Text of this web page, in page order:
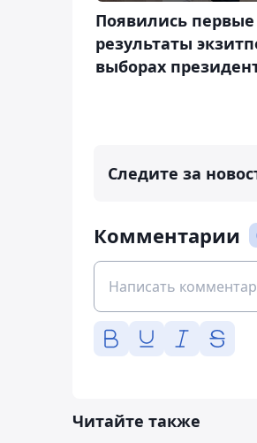
Появились первые
результаты
выборах
Следите за
Комментарии
Читайте также